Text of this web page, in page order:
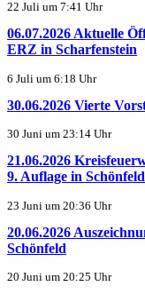
22 Juli um 7:41 Uhr
06.07.2026 Aktuelle
ERZ in Scharfenstein
6 Juli um 6:18 Uhr
30.06.2026 Vierte
30 Juni um 23:14 Uhr
21.06.2026
9. Auflage in Schönfeld
23 Juni um 20:36 Uhr
20.06.2026
Schönfeld
20 Juni um 20:25 Uhr